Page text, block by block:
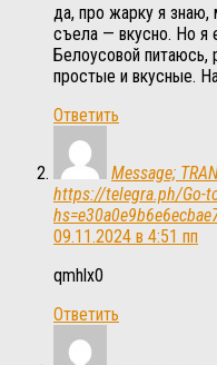
да, про жарку я знаю,
съела — вкусно. Но я
Белоусовой питаюсь,
простые и вкусные.
Ответить
Message;
https://telegra.ph/Go-
09.11.2024 в 4:51 пп
qmhlx0
Ответить